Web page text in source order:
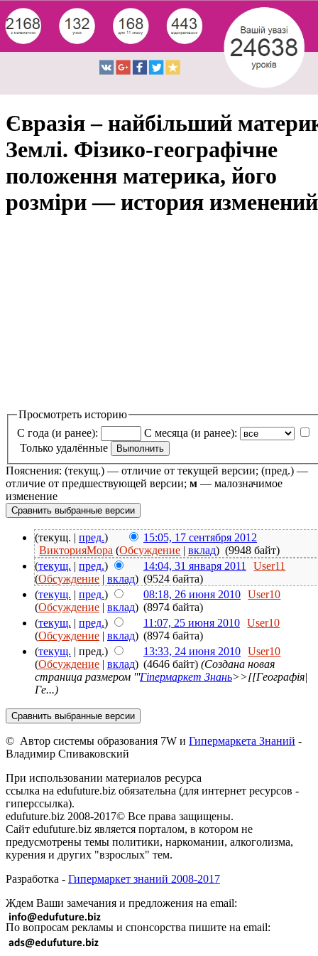
Євразія – найбільший
Землі. Фізико-географічне
положення материка, його
розміри — история изменений
Просмотреть историю
С года (и ранее):
С месяца (и ранее):
Только удалённые
Пояснения: (текущ.) — отличие от текущей версии; (пред.) —
отличие от предшествующей версии; м — малозначимое
изменение
(текущ. | пред.)
15:05, 17 сентября 2012
ВикторияМора (Обсуждение |вклад) (9948 байт)
(текущ. | пред.) 14:04, 31 января 2011
User11
(Обсуждение | вклад) (9524 байта)
(текущ. | пред.) 08:18, 26 июня 2010
User10
(Обсуждение | вклад) (8974 байта)
(текущ. | пред.) 11:07, 25 июня 2010
User10
(Обсуждение | вклад) (8974 байта)
(текущ. | пред.) 13:33, 24 июня 2010
User10
(Обсуждение | вклад) (4646 байт) (Создана новая
страница размером '''Гіпермаркет Знань>>[[Географія|
Ге...)
© Автор системы образования 7W и Гипермаркета Знаний -
Владимир Спиваковский
При использовании материалов ресурса
ссылка на edufuture.biz обязательна (для интернет ресурсов -
гиперссылка).
edufuture.biz 2008-2017© Все права защищены.
Сайт edufuture.biz является порталом, в котором не
предусмотрены темы политики, наркомании, алкоголизма,
курения и других "взрослых" тем.
Разработка - Гипермаркет знаний 2008-2017
Ждем Ваши замечания и предложения на email:
По вопросам рекламы и спонсорства пишите на email: